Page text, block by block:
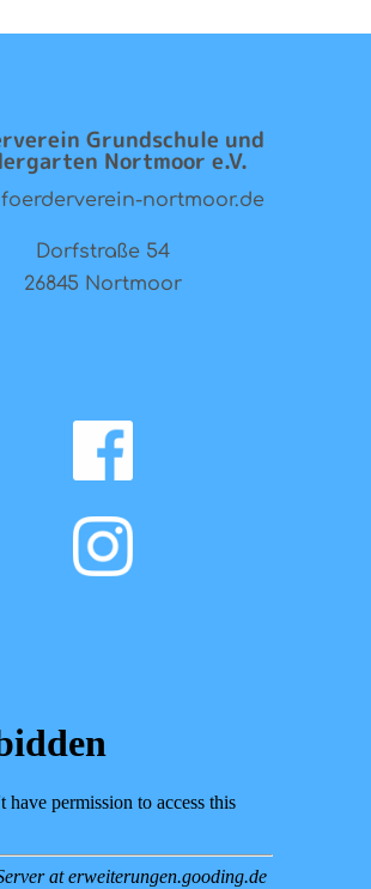
Grundschule und
Nortmoor e.V.
nortmoor.de
Dorfstraße 54
26845 Nortmoor